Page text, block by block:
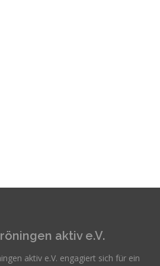
aktiv e.V.
aktiv e.V. engagiert sich für ein